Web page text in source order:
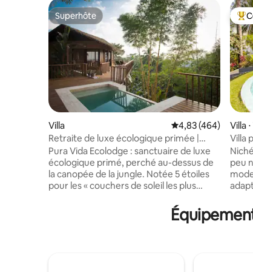
Superhôte
Superhôte
Villa Évaluation
4,83 (464)
Retraite de luxe écologique primée |
Vues panoramiques
Pura Vida Ecolodge : sanctuaire de luxe
écologique primé, perché au-dessus de
la canopée de la jungle. Notée 5 étoiles
pour les « couchers de soleil les plus
« vue imprenable sur l'océan » – parfaite
pour les escapades romantiques et les
Villa ⋅
Villa
vue
peu
de
paix